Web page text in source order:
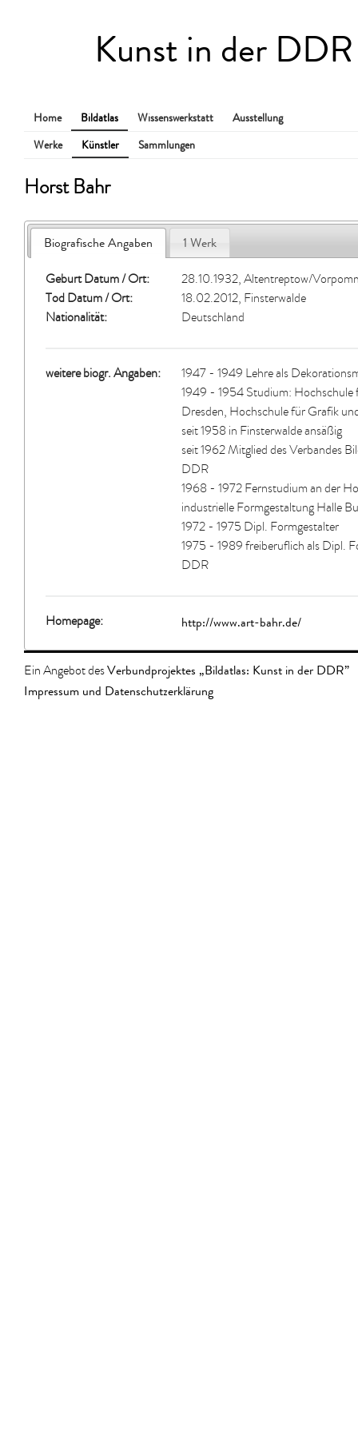
Kunst in der DDR
Home Bildatlas Wissenswerkstatt
Ausstellung
Werke
Künstler Sammlungen
Horst Bahr
Biografische Angaben 1 Werk
Geburt Datum / Ort:
28.10.1932, Altentreptow/
Tod Datum / Ort:
18.02.2012, Finsterwalde
Nationalität:
Deutschland
weitere biogr. Angaben:
1947 - 1949 Lehre als
1949 - 1954 Studium: Hochschule
Dresden, Hochschule für Grafik
seit 1958 in Finsterwalde ansäßig
seit 1962 Mitglied des Verbandes
DDR
1968 - 1972 Fernstudium an der
industrielle Formgestaltung Halle
1972 - 1975 Dipl. Formgestalter
1975 - 1989 freiberuflich als Dipl.
DDR
Homepage: http://www.art-bahr.de/
Ein Angebot desVerbundprojektes „Bildatlas: Kunst in der DDR”
Impressum und Datenschutzerklärung